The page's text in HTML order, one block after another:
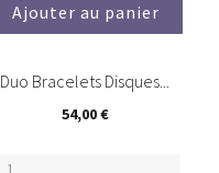
Ajouter au panier
Duo Bracelets Disques...
54,00 €